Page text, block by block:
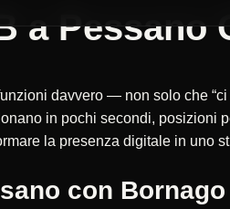
a Pessano
davvero — non solo che “ci
in pochi secondi, posizioni
la presenza digitale in uno
con Bornago